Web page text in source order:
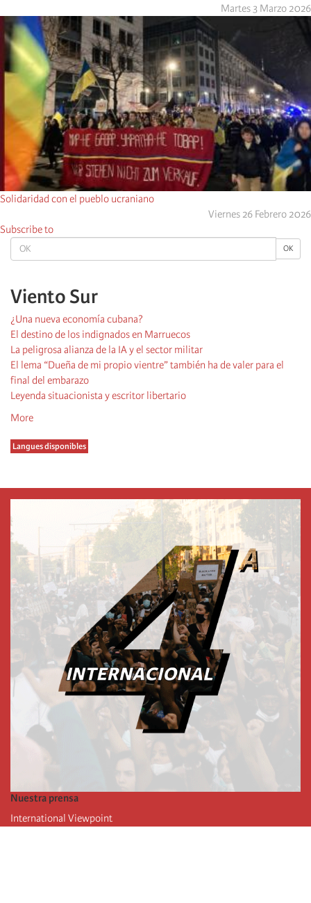
OK OK
Viento Sur
¿Una nueva economía cubana?
El destino de los indignados en Marruecos
La peligrosa alianza de la IA y el sector militar
El lema “Dueña de mi propio vientre” también ha de valer para el
final del embarazo
Leyenda situacionista y escritor libertario
More
Langues disponibles
Martes 3 Marzo 2026
Solidaridad con el pueblo ucraniano
Viernes 26 Febrero 2026
Subscribe to
Nuestra prensa
International Viewpoint